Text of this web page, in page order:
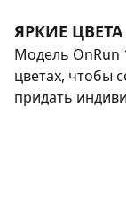
ЯРКИЕ ЦВЕТА
Модель OnRun
цветах, чтобы
придать